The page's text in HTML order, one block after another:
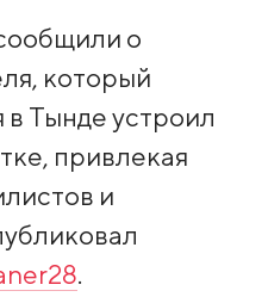
о
который
в Тынде устроил
привлекая
и
.